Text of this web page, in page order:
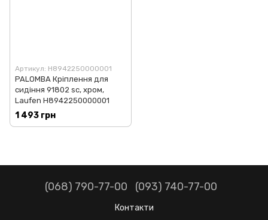
Артикул: H8942250000001
PALOMBA Кріплення для
сидіння 91802 sc, хром,
Laufen H8942250000001
1 493 грн
(068) 790-77-00 (093) 740-77-00
Контакти